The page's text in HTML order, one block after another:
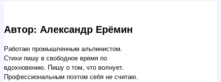
Автор: Александр Ерёмин
Работаю промышленным альпинистом.
Стихи пишу в свободное время по
вдохновению. Пишу о том, что волнует.
Профессиональным поэтом себя не считаю.